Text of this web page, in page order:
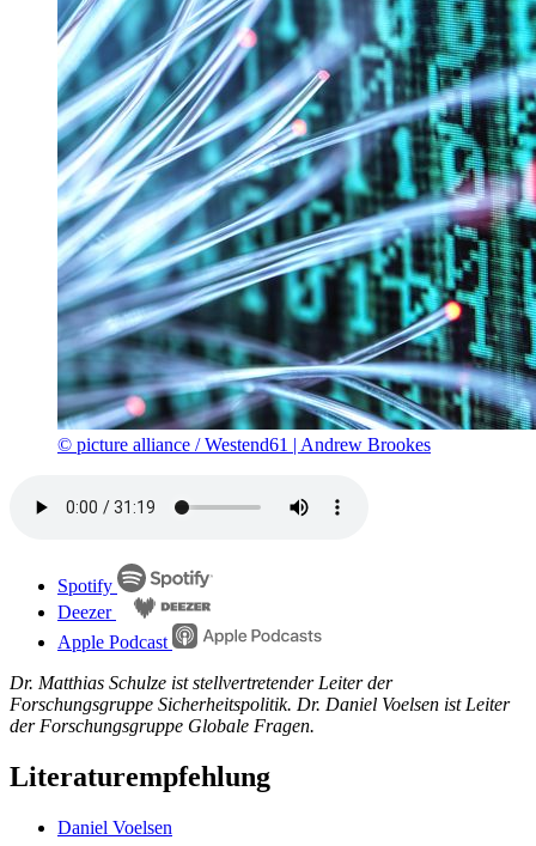
© picture alliance / Westend61 | Andrew Brookes
Spotify
Deezer
Apple Podcast
Dr. Matthias Schulze ist stellvertretender Leiter der
Forschungsgruppe Sicherheitspolitik. Dr. Daniel Voelsen ist Leiter
der Forschungsgruppe Globale Fragen.
Literaturempfehlung
Daniel Voelsen